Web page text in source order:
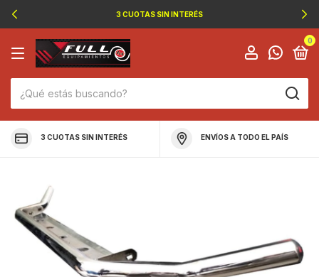
3 CUOTAS SIN INTERÉS
0
3 CUOTAS SIN INTERÉS ENVÍOS A TODO EL PAÍS